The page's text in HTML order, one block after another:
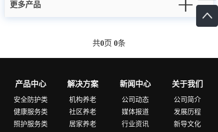
更多产品
共0页 0条
产品中心
安全防护类
健康服务类
照护服务类
解决方案
机构养老
社区养老
居家养老
新闻中心
公司动态
媒体报道
行业资讯
关于我们
公司简介
发展历程
新导文化